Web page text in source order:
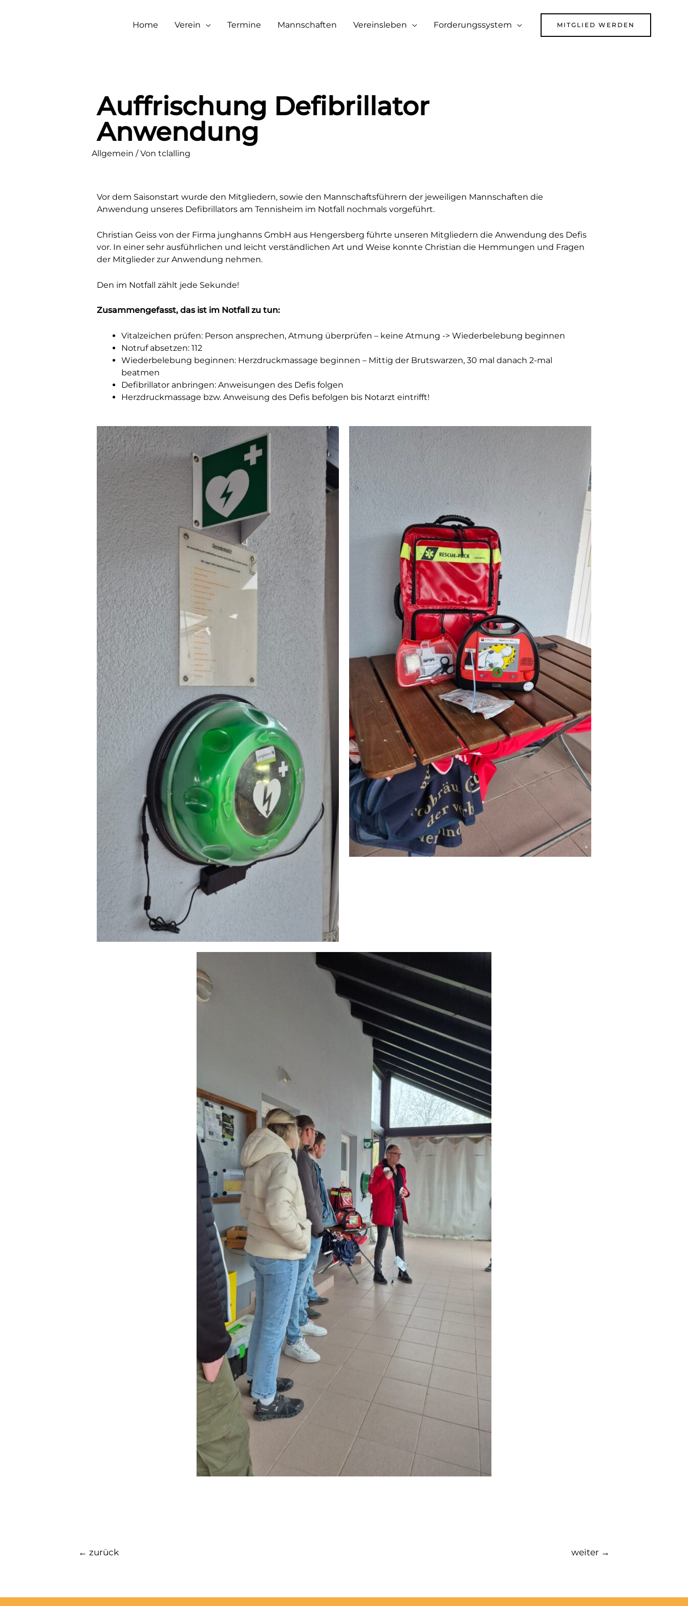
Home Verein Termine Mannschaften Vereinsleben Forderungssystem MITGLIED WERDEN
Auffrischung Defibrillator-Anwendung
Allgemein / Von tclalling
Auffrischung Defibrillator
Anwendung
Vor dem Saisonstart wurde den Mitgliedern, sowie den Mannschaftsführern der jeweiligen Mannschaften die
Anwendung unseres Defibrillators am Tennisheim im Notfall nochmals vorgeführt.
Christian Geiss von der Firma junghanns GmbH aus Hengersberg führte unseren Mitgliedern die Anwendung des Defis
vor. In einer sehr ausführlichen und leicht verständlichen Art und Weise konnte Christian die Hemmungen und Fragen
der Mitglieder zur Anwendung nehmen.
Den im Notfall zählt jede Sekunde!
Zusammengefasst, das ist im Notfall zu tun:
Vitalzeichen prüfen: Person ansprechen, Atmung überprüfen – keine Atmung -> Wiederbelebung beginnen
Notruf absetzen: 112
Wiederbelebung beginnen: Herzdruckmassage beginnen – Mittig der Brutswarzen, 30 mal danach 2-mal
beatmen
Defibrillator anbringen: Anweisungen des Defis folgen
Herzdruckmassage bzw. Anweisung des Defis befolgen bis Notarzt eintrifft!
← zurück weiter →